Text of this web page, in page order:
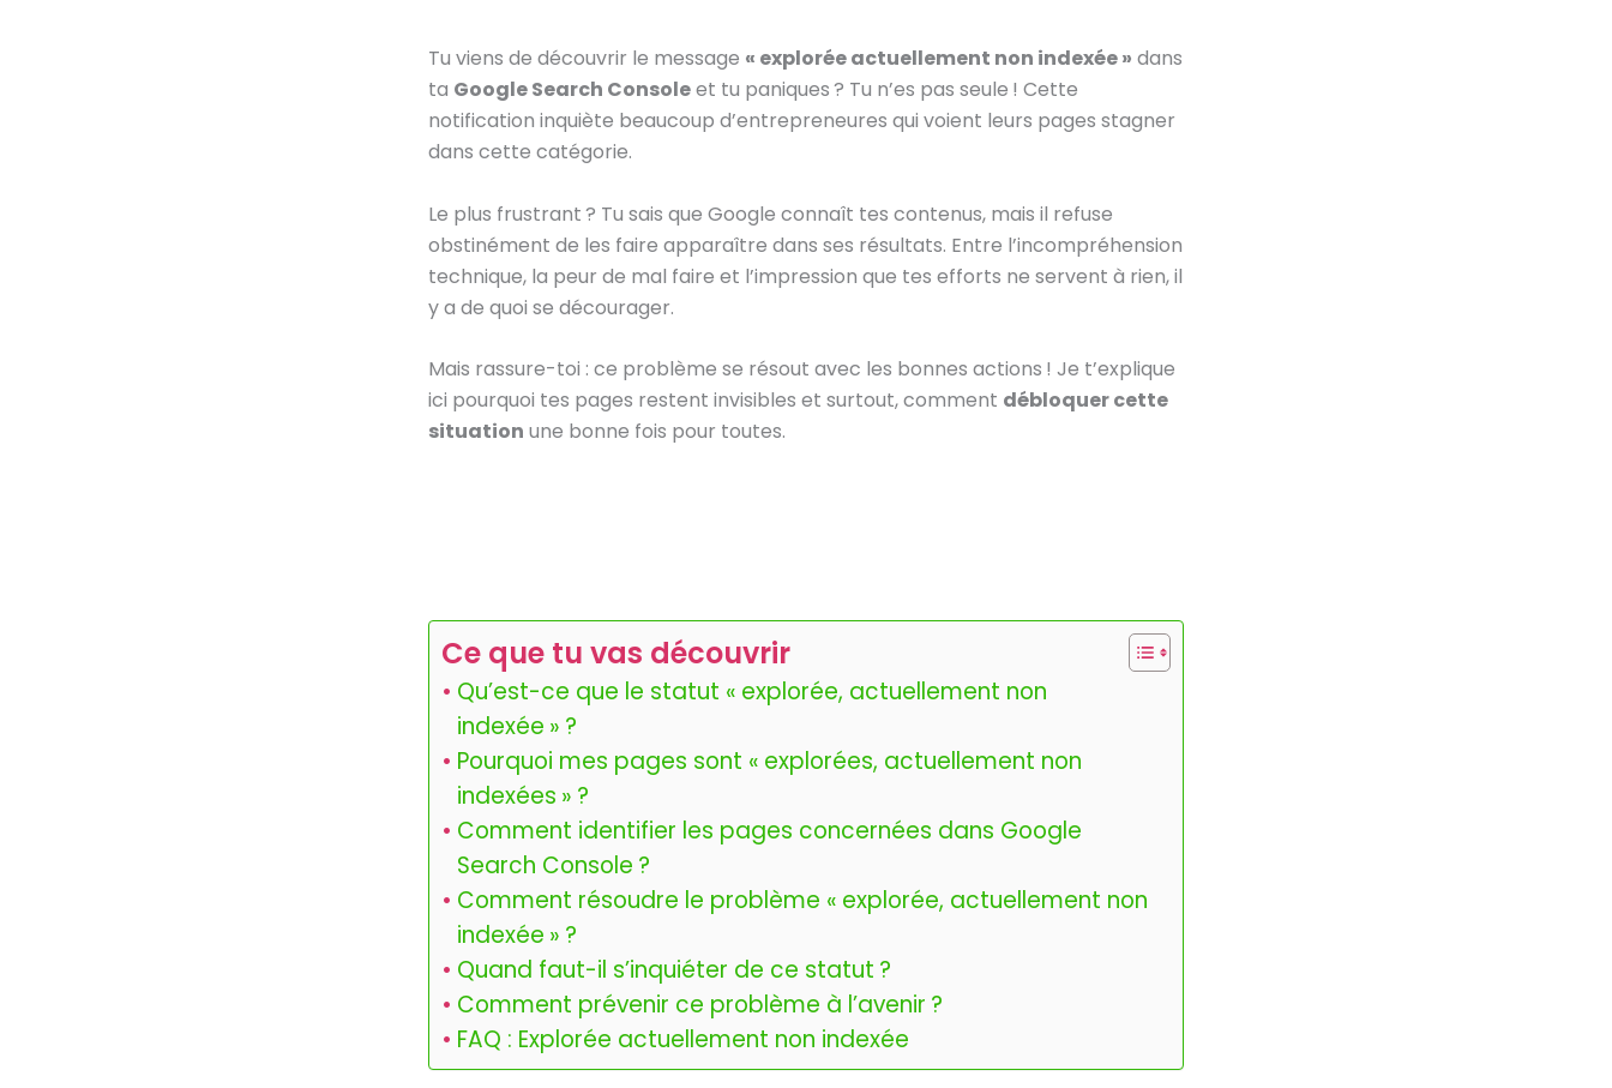
Tu viens de découvrir le message « explorée actuellement non indexée » dans
ta Google Search Consoleet tu paniques ? Tu n’es pas seule ! Cette
notification inquiète beaucoup d’entrepreneures qui voient leurs pages stagner
dans cette catégorie.
Le plus frustrant ? Tu sais que Google connaît tes contenus, mais il refuse
obstinément de les faire apparaître dans ses résultats. Entre l’incompréhension
technique, la peur de mal faire et l’impression que tes efforts ne servent à rien, il
y a de quoi se décourager.
Mais rassure-toi : ce problème se résout avec les bonnes actions ! Je t’explique
ici pourquoi tes pages restent invisibles et surtout, comment débloquer cette
situation une bonne fois pour toutes.
Ce que tu vas découvrir
Qu’est-ce que le statut « explorée, actuellement non
indexée » ?
Pourquoi mes pages sont « explorées, actuellement non
indexées » ?
Comment identifier les pages concernées dans Google
Search Console ?
Comment résoudre le problème « explorée, actuellement non
indexée » ?
Quand faut-il s’inquiéter de ce statut ?
Comment prévenir ce problème à l’avenir ?
FAQ : Explorée actuellement non indexée